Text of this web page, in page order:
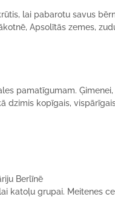
lai pabarotu savus
Apsolītās zemes,
pamatīgumam.
dzimis kopīgais,
Berlīnē
katoļu grupai. Meitenes